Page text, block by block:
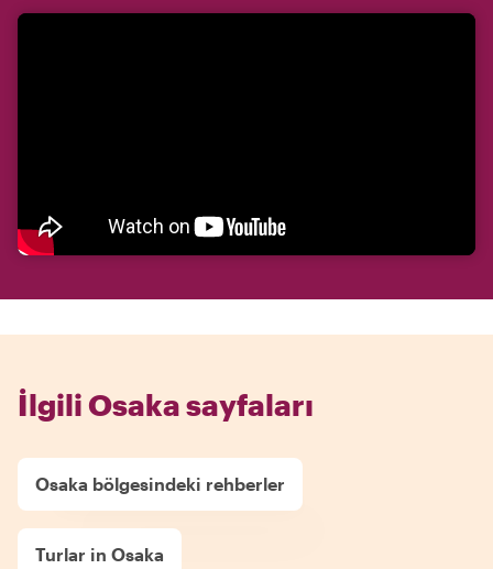
İlgili Osaka sayfaları
Osaka bölgesindeki rehberler
Turlar in Osaka